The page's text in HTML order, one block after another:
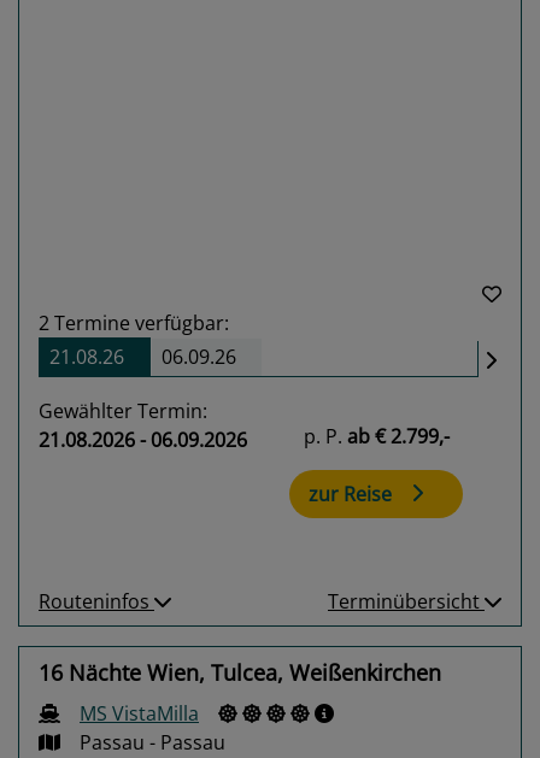
2Termine verfügbar:
21.08.26
06.09.26
Gewählter Termin:
21.08.2026 - 06.09.2026
p. P. ab€ 2.799,-
zur Reise
Routeninfos Terminübersicht
16 Nächte Wien, Tulcea, Weißenkirchen
MS VistaMilla
Passau - Passau